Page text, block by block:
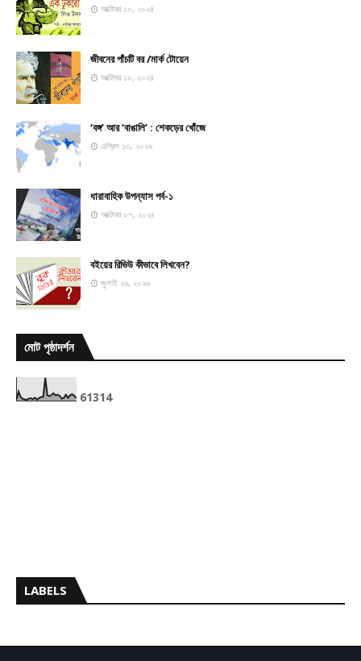
অক্টোবর ১০, ২০২৪
জীবনের পাঁচটি বর /মার্ক টোয়েন
অক্টোবর ১০, ২০২৪
‘বঙ্গ’ আর ‘বাঙালি’ : শেকড়ের খোঁজে
এপ্রিল ১৩, ২০২৬
ধারাবাহিক উপন্যাস পর্ব-১
অক্টোবর ০৭, ২০২৪
বইয়ের রিভিউ কীভাবে লিখবেন?
জুলাই ২৬, ২০২৬
মোট পৃষ্ঠাদর্শন
61314
LABELS